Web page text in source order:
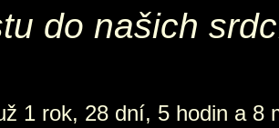
do našich
1 rok, 28 dní, 5 hodin a 8